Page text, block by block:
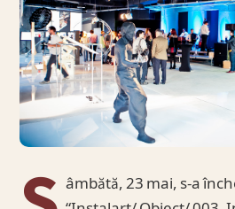
âmbătă, 23 mai, s-a